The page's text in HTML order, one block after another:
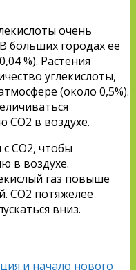
очень
больших городах ее
%). Растения
углекислоты,
(около 0,5%).
в воздухе.
CO2, чтобы
в воздухе.
газ повыше
CO2 потяжелее
вниз.
и начало нового